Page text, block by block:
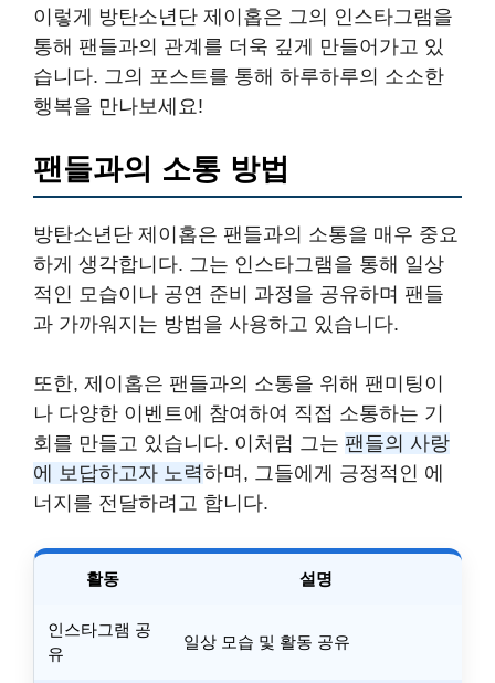
이렇게 방탄소년단 제이홉은 그의 인스타그램을
통해 팬들과의 관계를 더욱 깊게 만들어가고 있
습니다. 그의 포스트를 통해 하루하루의 소소한
행복을 만나보세요!
팬들과의 소통 방법
방탄소년단 제이홉은 팬들과의 소통을 매우 중요
하게 생각합니다. 그는 인스타그램을 통해 일상
적인 모습이나 공연 준비 과정을 공유하며 팬들
과 가까워지는 방법을 사용하고 있습니다.
또한, 제이홉은 팬들과의 소통을 위해 팬미팅이
나 다양한 이벤트에 참여하여 직접 소통하는 기
회를 만들고 있습니다. 이처럼 그는 팬들의 사랑
에 보답하고자 노력하며, 그들에게 긍정적인 에
너지를 전달하려고 합니다.
활동 설명
인스타그램 공
유
일상 모습 및 활동 공유